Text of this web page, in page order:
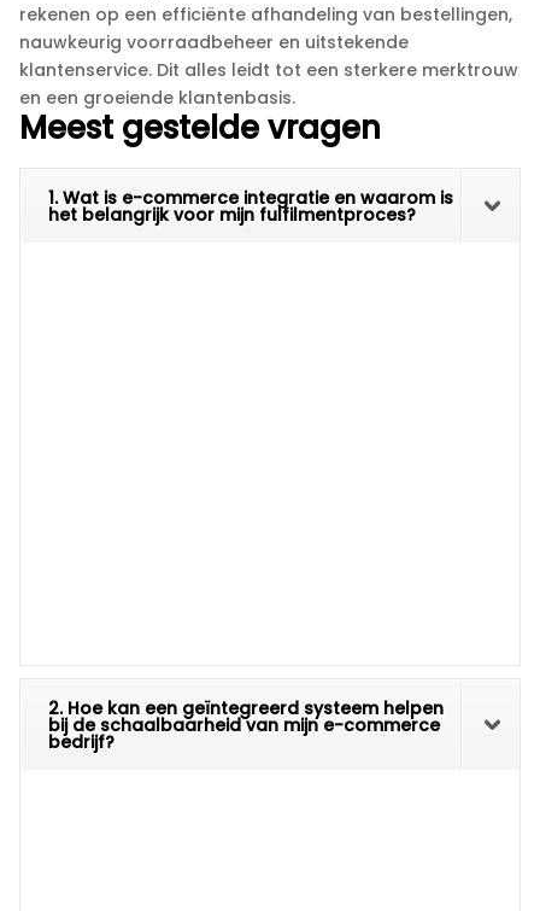
rekenen op een efficiënte afhandeling van bestellingen,
nauwkeurig voorraadbeheer en uitstekende
klantenservice.​ Dit alles leidt tot een sterkere merktrouw
en een groeiende klantenbasis.​
Meest gestelde vragen
1. Wat is e-commerce integratie en waarom is
het belangrijk voor mijn fulfilmentproces?
2. Hoe kan een geïntegreerd systeem helpen
bij de schaalbaarheid van mijn e-commerce
bedrijf?